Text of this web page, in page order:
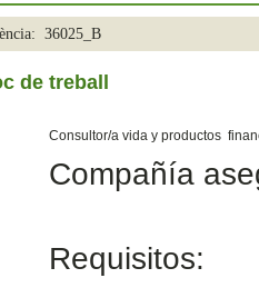
36025_B
de treball
Consultor/a vida y productos
Compañía
Requisitos: